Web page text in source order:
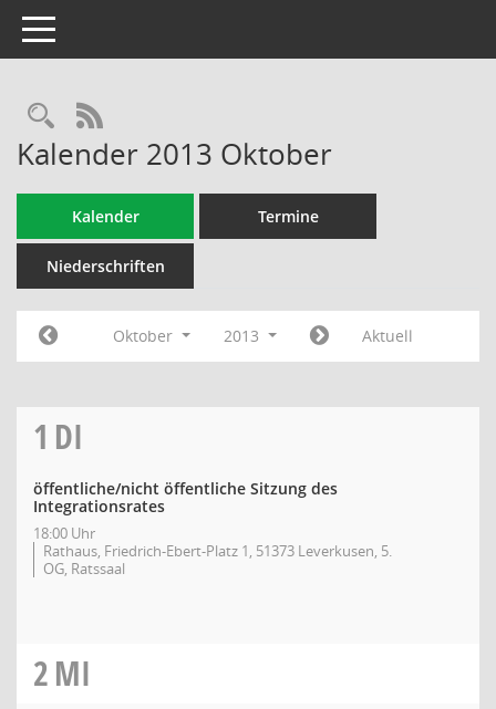
Toggle navigation
Rechercheauswahl
RSS-Feed
Kalender 2013 Oktober
Kalender Termine
Niederschriften
Oktober 2013 Aktuell
1 DI
öffentliche/nicht öffentliche Sitzung des
Integrationsrates
18:00 Uhr
Rathaus, Friedrich-Ebert-Platz 1, 51373 Leverkusen, 5.
OG, Ratssaal
2MI